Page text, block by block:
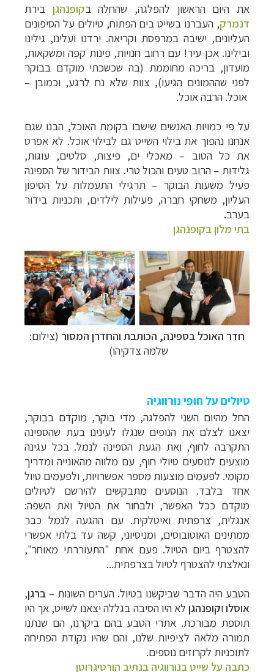
את היום הראשון להפלגה, שהחלה בקופנהגן בירת
דנמרק, העברנו בשייט בים הפתוח, טיולים על הסיפונים
העליונים, ישיבה במרפסת וקריאה. ירדנו ועלינו, גילינו
ובילינו. אכן עיר! עם רחוב חנויות, פינות קפה ומשקאות,
מועדון, בריכה מחוממת (בה שכשכתי מוקדם בבוקר
לפני שההמונים הגיעו), צוות שלא נח לרגע, וכמובן –
אוכל. הרבה אוכל.
על פי כמויות האנשים שישבו בקומת האוכל, הבנו שגם
אנחנו נהפוך את בילוי השייט גם לבילוי אוכל. לא אפרט
את כל הטוב –מאכלי ים, פיצות, סלטים, עוגות,
גלידות –הרוב טעים והכול טרי. צוות הבידור של הספינה
פעיל משעות הבוקר– תרגילי התעמלות על הסיפון
העליון, משחקי חברה, פעילות לילדים, ותכניות בידור
בערב.
בתי מלון בקופנהגן
חדר האוכל בספינה, הכותבת והחדרן המסור (צילום:
שלמה צדקיהו)
טיולים על חופי נורווגיה
החל מהיום השני להפלגה, מדי בוקר, מוקדם בבוקר,
יצאנו לצלם את הנופים שנגלו לעינינו בעת שהספינה
התקרבה לחוף, ואת הגעת הספינה לנמל.בכל עגינה
מוצעים לנוסעים טיולי חוף, עם מלווה מהאונייה ומדריך
מקומי. לפעמים מוצעות מספר אפשרויות, ולפעמים טיול
אחד בלבד. הנוסעים מתבקשים להירשם לטיולים
מוקדם ככל האפשר, ולבחור את הטיול ואת השפה:
אנגלית, צרפתית ואיטלקית. עם ההגעה לנמל כבר
ממתינים האוטובוסים, ומניסיוני, קשה עד בלתי אפשרי
להצטרף ביום הטיול. פעם אחת "התעוררתי מאוחר",
ונאלצתי להצטרף לטיול בצרפתית...
הטבע היה הדבר שביקשנו בטיול. הערים השונות – ברגן,
אוסלווקופנהגן לא היו הסיבה בגללה יצאנו לשייט, אך היו
תוספת מבורכת. אתרי הטבע בהם ביקרנו, הם שנתנו
תמורה מלאה לציפיות שלנו, והם שהיו נקודת הפתיחה
לתוכניות לקרוזים נוספים.
כתבה על שייט בנורווגיה בנתיב הורטיגרוטן